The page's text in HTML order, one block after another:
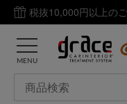
税抜10,000円以上の
MENU